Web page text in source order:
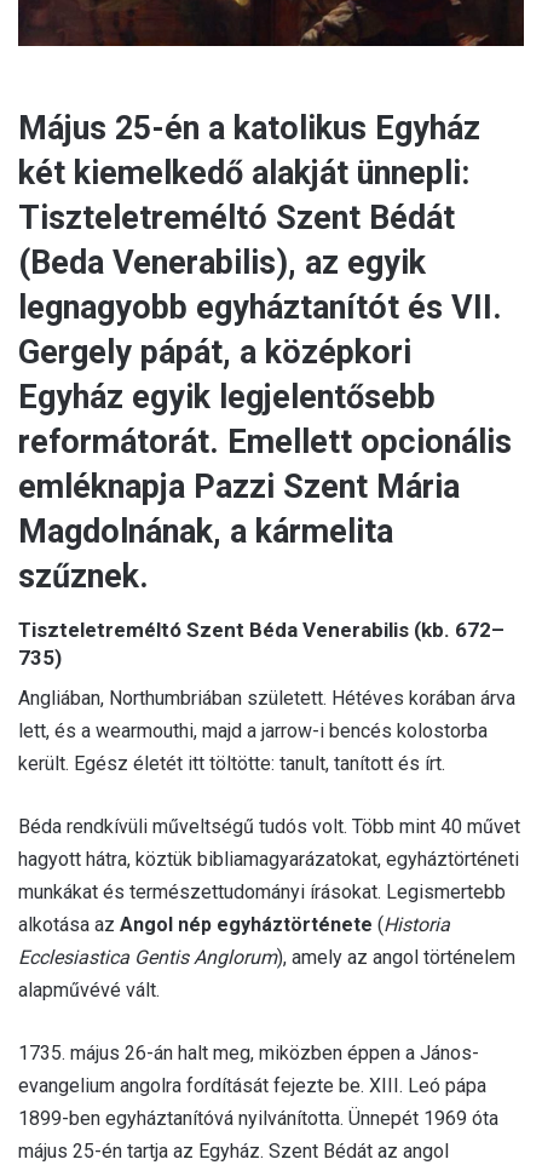
Május 25-én a katolikus Egyház
két kiemelkedő alakját ünnepli:
Tiszteletreméltó Szent Bédát
(Beda Venerabilis), az egyik
legnagyobb egyháztanítót és VII.
Gergely pápát, a középkori
Egyház egyik legjelentősebb
reformátorát. Emellett opcionális
emléknapja Pazzi Szent Mária
Magdolnának, a kármelita
szűznek.
Tiszteletreméltó Szent Béda Venerabilis (kb. 672–
735)
Angliában, Northumbriában született. Hétéves korában árva
lett, és a wearmouthi, majd a jarrow-i bencés kolostorba
került. Egész életét itt töltötte: tanult, tanított és írt.
Béda rendkívüli műveltségű tudós volt. Több mint 40 művet
hagyott hátra, köztük bibliamagyarázatokat, egyháztörténeti
munkákat és természettudományi írásokat. Legismertebb
alkotása az Angol nép egyháztörténete (Historia
Ecclesiastica Gentis Anglorum), amely az angol történelem
alapművévé vált.
1735. május 26-án halt meg, miközben éppen a János-
evangelium angolra fordítását fejezte be. XIII. Leó pápa
1899-ben egyháztanítóvá nyilvánította. Ünnepét 1969 óta
május 25-én tartja az Egyház. Szent Bédát az angol